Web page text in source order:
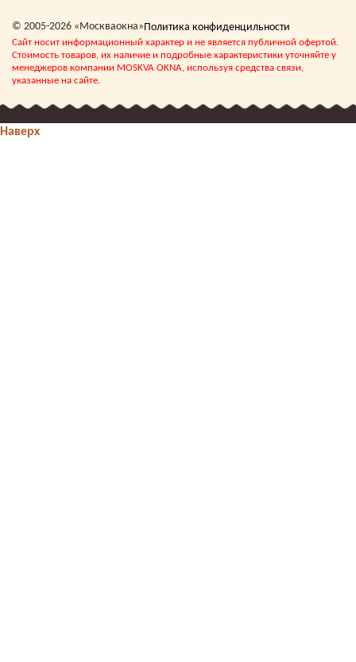
© 2005-2026 «Москваокна»Политика конфиденцильности
Сайт носит информационный характер и не является публичной офертой.
Стоимость товаров, их наличие и подробные характеристики уточняйте у
менеджеров компании MOSKVA OKNA, используя средства связи,
указанные на сайте.
Наверх